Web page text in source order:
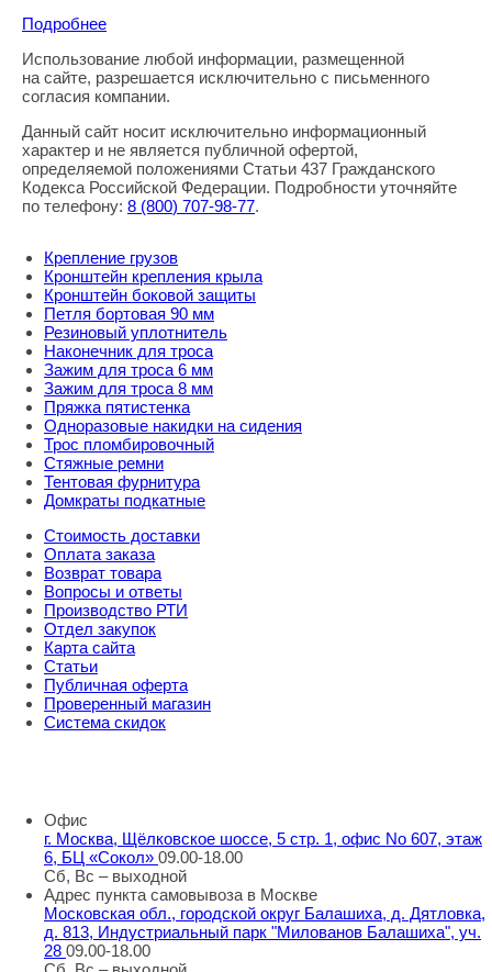
Подробнее
Правовая информация
Использование любой информации, размещенной
на сайте, разрешается исключительно с письменного
согласия компании.
Данный сайт носит исключительно информационный
характер и не является публичной офертой,
определяемой положениями Статьи 437 Гражданского
Кодекса Российской Федерации. Подробности уточняйте
по телефону: 8 (800) 707-98-77.
Крепление грузов
Кронштейн крепления крыла
Кронштейн боковой защиты
Петля бортовая 90 мм
Резиновый уплотнитель
Наконечник для троса
Зажим для троса 6 мм
Зажим для троса 8 мм
Пряжка пятистенка
Одноразовые накидки на сидения
Трос пломбировочный
Стяжные ремни
Тентовая фурнитура
Домкраты подкатные
Стоимость доставки
Оплата заказа
Возврат товара
Вопросы и ответы
Производство РТИ
Отдел закупок
Карта сайта
Статьи
Публичная оферта
Проверенный магазин
Система скидок
Офис
г. Москва, Щёлковское шоссе, 5 стр. 1, офис No 607, этаж
6, БЦ «Сокол» 09.00-18.00
Сб, Вс – выходной
Адрес пункта самовывоза в Москве
Московская обл., городской округ Балашиха, д. Дятловка,
д. 813, Индустриальный парк "Милованов Балашиха", уч.
28 09.00-18.00